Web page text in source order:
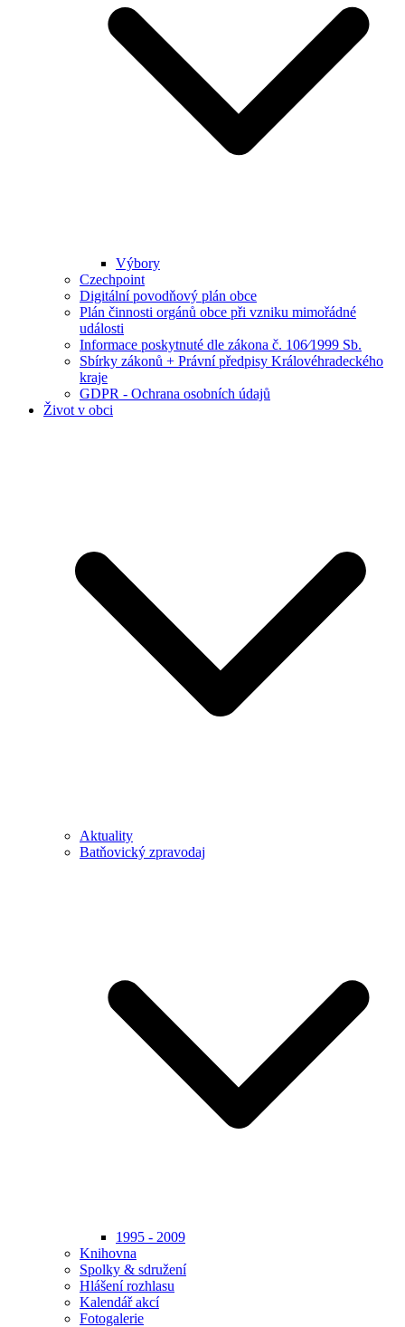
Výbory
Czechpoint
Digitální povodňový plán obce
Plán činnosti orgánů obce při vzniku mimořádné
události
Informace poskytnuté dle zákona č. 106⁄1999 Sb.
Sbírky zákonů + Právní předpisy Královéhradeckého
kraje
GDPR - Ochrana osobních údajů
Život v obci
Aktuality
Batňovický zpravodaj
1995 - 2009
Knihovna
Spolky & sdružení
Hlášení rozhlasu
Kalendář akcí
Fotogalerie